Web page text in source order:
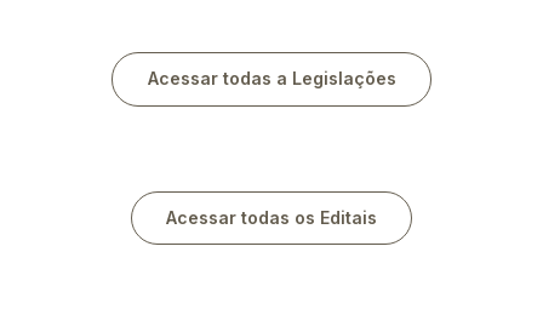
Acessar todas a Legislações
Acessar todas os Editais